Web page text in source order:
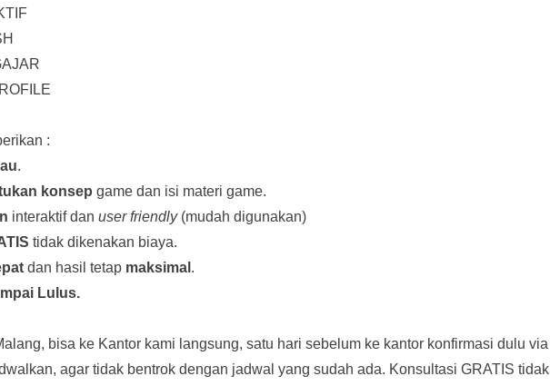
:
.
konsep game dan isi materi game.
interaktif dan user friendly(mudah digunakan)
tidak dikenakan biaya.
dan hasil tetap maksimal .
Lulus.
bisa ke Kantor kami langsung, satu hari sebelum ke kantor konfirmasi dulu via
agar tidak bentrok dengan jadwal yang sudah ada. Konsultasi GRATIS tidak